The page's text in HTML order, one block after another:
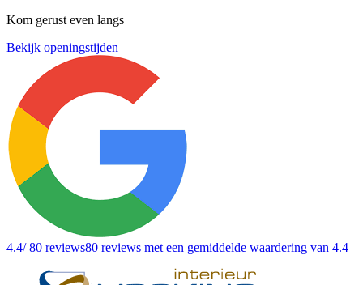
Kom gerust even langs
Bekijk openingstijden
4.4/ 80 reviews80 reviews met een gemiddelde waardering van 4.4